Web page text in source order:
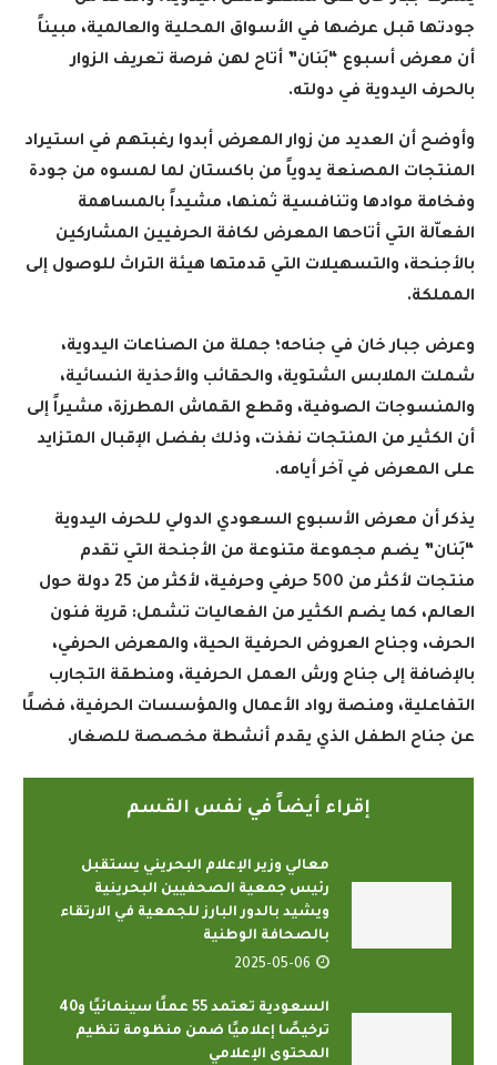
جودتها قبل عرضها في الأسواق المحلية والعالمية، مبيناً
أن معرض أسبوع “بَنان” أتاح لهن فرصة تعريف الزوار
بالحرف اليدوية في دولته.
وأوضح أن العديد من زوار المعرض أبدوا رغبتهم في استيراد
المنتجات المصنعة يدوياً من باكستان لما لمسوه من جودة
وفخامة موادها وتنافسية ثمنها، مشيداً بالمساهمة
الفعاّلة التي أتاحها المعرض لكافة الحرفيين المشاركين
بالأجنحة، والتسهيلات التي قدمتها هيئة التراث للوصول إلى
المملكة.
وعرض جبار خان في جناحه؛ جملة من الصناعات اليدوية،
شملت الملابس الشتوية، والحقائب والأحذية النسائية،
والمنسوجات الصوفية، وقطع القماش المطرزة، مشيراً إلى
أن الكثير من المنتجات نفذت، وذلك بفضل الإقبال المتزايد
على المعرض في آخر أيامه.
يذكر أن معرض الأسبوع السعودي الدولي للحرف اليدوية
“بَنان” يضم مجموعة متنوعة من الأجنحة التي تقدم
منتجات لأكثر من 500 حرفي وحرفية، لأكثر من 25 دولة حول
العالم، كما يضم الكثير من الفعاليات تشمل: قرية فنون
الحرف، وجناح العروض الحرفية الحية، والمعرض الحرفي،
بالإضافة إلى جناح ورش العمل الحرفية، ومنطقة التجارب
التفاعلية، ومنصة رواد الأعمال والمؤسسات الحرفية، فضلًا
عن جناح الطفل الذي يقدم أنشطة مخصصة للصغار.
إقراء أيضاً في نفس القسم
معالي وزير الإعلام البحريني يستقبل
رئيس جمعية الصحفيين البحرينية
ويشيد بالدور البارز للجمعية في الارتقاء
بالصحافة الوطنية
2025-05-06
السعودية تعتمد 55 عملًا سينمائيًا و40
ترخيصًا إعلاميًا ضمن منظومة تنظيم
المحتوى الإعلامي